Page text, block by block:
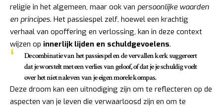
religie in het algemeen, maar ook van persoonlijke waarden
en principes. Het passiespel zelf, hoewel een krachtig
verhaal van opoffering en verlossing, kan in deze context
wijzen op innerlijk lijden en schuldgevoelens.
De combinatie van het passiespel en de vervallen kerk suggereert
dat je worstelt met een verlies van geloof, of dat je je schuldig voelt
over het niet naleven van je eigen morele kompas.
Deze droom kan een uitnodiging zijn om te reflecteren op de
aspecten van je leven die verwaarloosd zijn en om te